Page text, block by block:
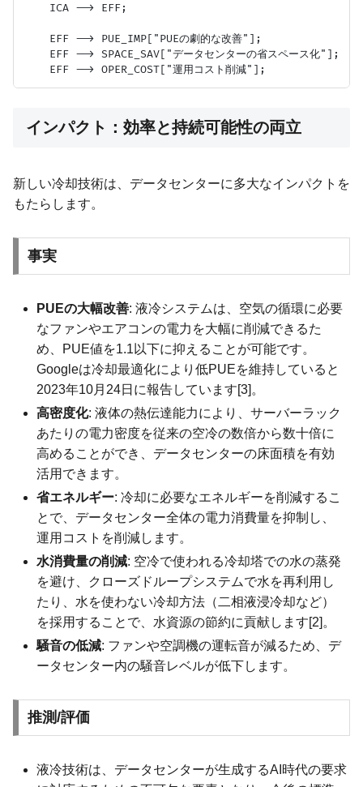
    ICA --> EFF;
    EFF --> PUE_IMP["PUEの劇的な改善"];
    EFF --> SPACE_SAV["データセンターの省スペース化"];
インパクト：効率と持続可能性の両立
新しい冷却技術は、データセンターに多大なインパクトを
もたらします。
事実
PUEの大幅改善: 液冷システムは、空気の循環に必要
なファンやエアコンの電力を大幅に削減できるた
め、PUE値を1.1以下に抑えることが可能です。
Googleは冷却最適化により低PUEを維持していると
2023年10月24日に報告しています[3]。
高密度化: 液体の熱伝達能力により、サーバーラック
あたりの電力密度を従来の空冷の数倍から数十倍に
高めることができ、データセンターの床面積を有効
活用できます。
省エネルギー: 冷却に必要なエネルギーを削減するこ
とで、データセンター全体の電力消費量を抑制し、
運用コストを削減します。
水消費量の削減: 空冷で使われる冷却塔での水の蒸発
を避け、クローズドループシステムで水を再利用し
たり、水を使わない冷却方法（二相液浸冷却など）
を採用することで、水資源の節約に貢献します[2]。
騒音の低減: ファンや空調機の運転音が減るため、デ
ータセンター内の騒音レベルが低下します。
推測/評価
液冷技術は、データセンターが生成するAI時代の要求